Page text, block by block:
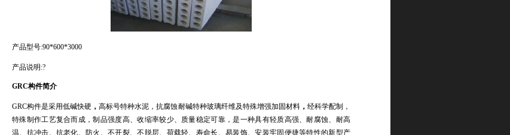
产品型号:90*600*3000
产品说明:?
GRC构件简介
GRC构件是采用低碱快硬 ，高标号特种水泥，抗腐蚀耐碱特种玻璃纤维及特殊增强加固材料， 经科学配制，
特殊制作工艺复合而成，制品强度高、收缩率较少、质量稳定可靠，是一种具有轻质高强、耐腐蚀、耐高
温、抗冲击、抗老化、防火、不开裂、不脱层、荷载轻、寿命长、易装饰、安装牢固便捷等特性的新型产